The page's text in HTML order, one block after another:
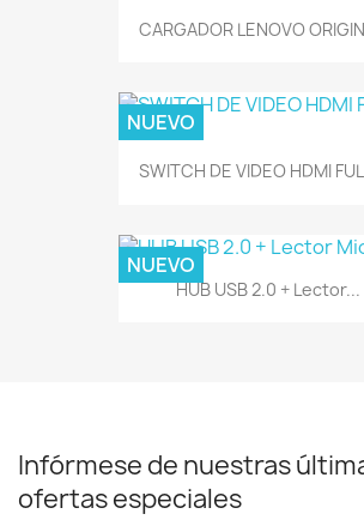
CARGADOR LENOVO
SWITCH DE VIDEO HDMI
NUEVO
HUB USB 2.0 + Lector...
NUEVO
Infórmese de nuestras
ofertas especiales